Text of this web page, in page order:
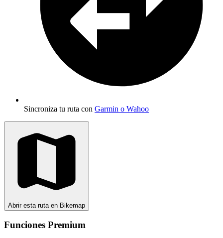
Sincroniza tu ruta con Garmin o Wahoo
Abrir esta ruta en Bikemap
Funciones Premium